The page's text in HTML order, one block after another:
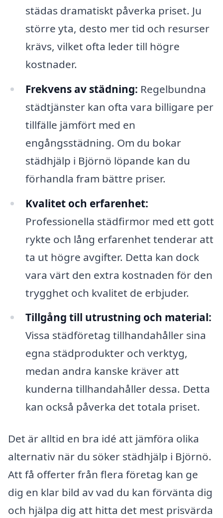
städas dramatiskt påverka priset. Ju
större yta, desto mer tid och resurser
krävs, vilket ofta leder till högre
kostnader.
Frekvens av städning: Regelbundna
städtjänster kan ofta vara billigare per
tillfälle jämfört med en
engångsstädning. Om du bokar
städhjälp i Björnö löpande kan du
förhandla fram bättre priser.
Kvalitet och erfarenhet:
Professionella städfirmor med ett gott
rykte och lång erfarenhet tenderar att
ta ut högre avgifter. Detta kan dock
vara värt den extra kostnaden för den
trygghet och kvalitet de erbjuder.
Tillgång till utrustning och material:
Vissa städföretag tillhandahåller sina
egna städprodukter och verktyg,
medan andra kanske kräver att
kunderna tillhandahåller dessa. Detta
kan också påverka det totala priset.
Det är alltid en bra idé att jämföra olika
alternativ när du söker städhjälp i Björnö.
Att få offerter från flera företag kan ge
dig en klar bild av vad du kan förvänta dig
och hjälpa dig att hitta det mest prisvärda